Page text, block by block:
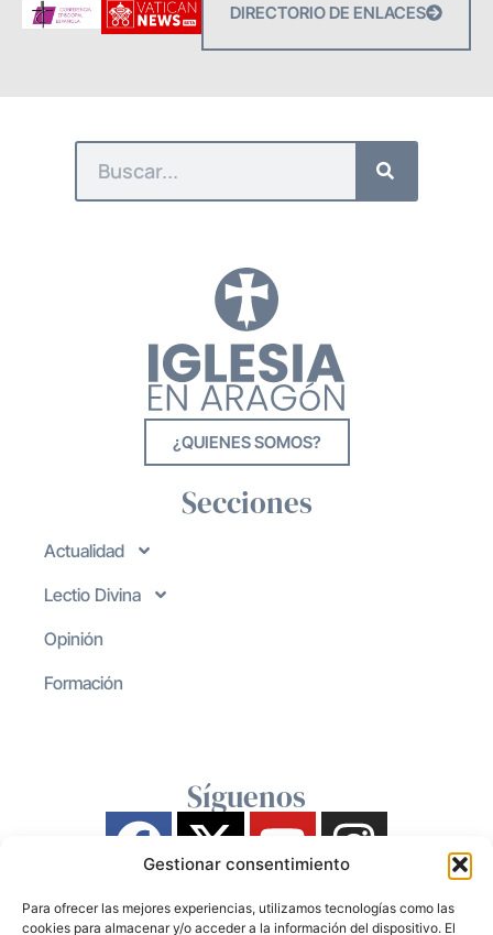
Gestionar consentimiento
Para ofrecer las mejores experiencias, utilizamos tecnologías como las
cookies para almacenar y/o acceder a la información del dispositivo. El
DIRECTORIO DE ENLACES
¿QUIENES SOMOS?
Secciones
Actualidad
Lectio Divina
Opinión
Formación
Síguenos